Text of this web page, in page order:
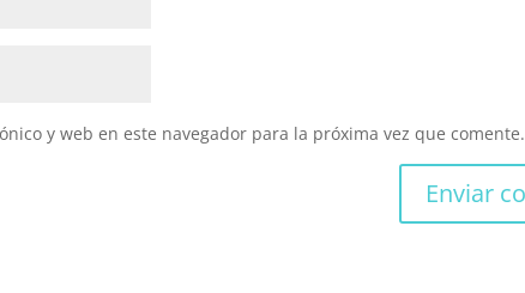
y web en este navegador para la próxima vez que comente.